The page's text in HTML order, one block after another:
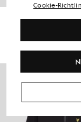
Cookie-